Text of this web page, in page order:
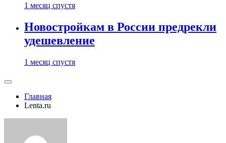
1 месяц спустя
Новостройкам в России предрекли
удешевление
1 месяц спустя
Главная
Lenta.ru